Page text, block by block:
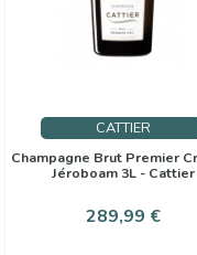
CATTIER
Champagne Brut Premier
Jéroboam 3L - Cattier
Prezzo
289,99 €